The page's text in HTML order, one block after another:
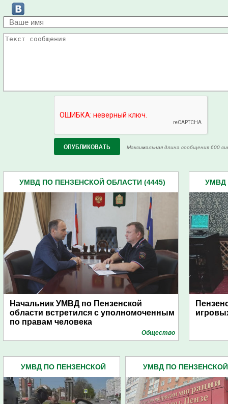
Максимальная длина сообщения 600
УМВД ПО ПЕНЗЕНСКОЙ ОБЛАСТИ (4445)
Начальник УМВД по Пензенской
области встретился с уполномоченным
по правам человека
Общество
УМВД
УМВД ПО ПЕНЗЕНСКОЙ
УМВД ПО ПЕНЗЕНСКОЙ